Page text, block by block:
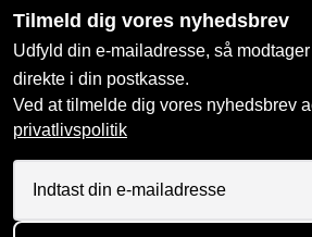
Tilmeld dig vores nyhedsbrev
Udfyld din e-mailadresse, så
direkte i din postkasse.
Ved at tilmelde dig vores nyhedsbrev
privatlivspolitik